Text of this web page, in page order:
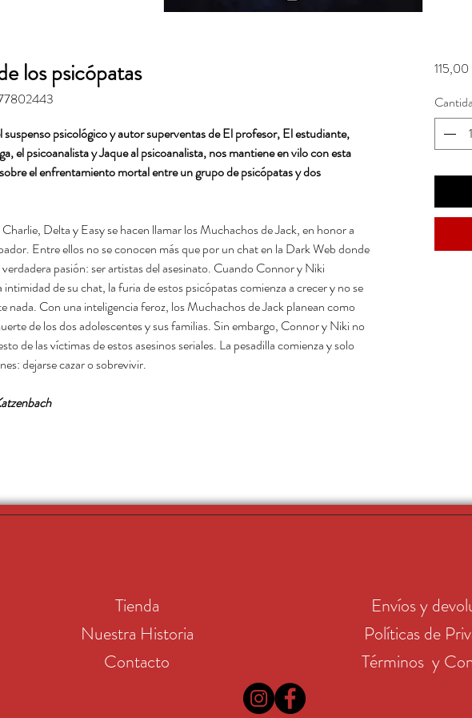
los psicópatas
suspenso psicológico y autor superventas de El profesor, El estudiante,
el psicoanalista y Jaque al psicoanalista, nos mantiene en vilo con esta
el enfrentamiento mortal entre un grupo de psicópatas y dos
Delta y Easy se hacen llamar los Muchachos de Jack, en honor a
Entre ellos no se conocen más que por un chat en la Dark Web donde
pasión: ser artistas del asesinato. Cuando Connor y Niki
intimidad de su chat, la furia de estos psicópatas comienza a crecer y no se
nada. Con una inteligencia feroz, los Muchachos de Jack planean como
de los dos adolescentes y sus familias. Sin embargo, Connor y Niki no
de las víctimas de estos asesinos seriales. La pesadilla comienza y solo
dejarse cazar o sobrevivir.
115,00
Tienda
Nuestra Historia
Contacto
Envíos y
Políticas de
Términos y